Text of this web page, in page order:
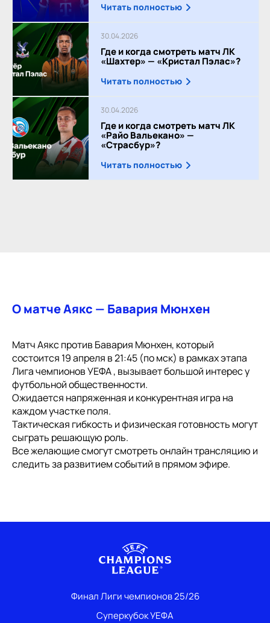
Читать полностью
30.04.2026
Где и когда смотреть матч ЛК
«Шахтер» — «Кристал Пэлас»?
Читать полностью
30.04.2026
Где и когда смотреть матч ЛК
«Райо Вальекано» —
«Страсбур»?
Читать полностью
О матче Аякс — Бавария Мюнхен
Матч Аякс против Бавария Мюнхен, который
состоится 19 апреля в 21:45 (по мск) в рамках этапа
Лига чемпионов УЕФА , вызывает большой интерес у
футбольной общественности.
Ожидается напряженная и конкурентная игра на
каждом участке поля.
Тактическая гибкость и физическая готовность могут
сыграть решающую роль.
Все желающие смогут смотреть онлайн трансляцию и
следить за развитием событий в прямом эфире.
Финал Лиги чемпионов 25/26
Суперкубок УЕФА